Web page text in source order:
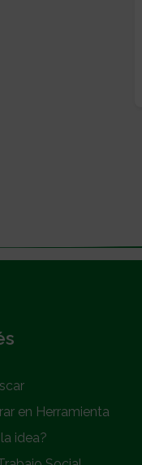
en Herramienta
idea?